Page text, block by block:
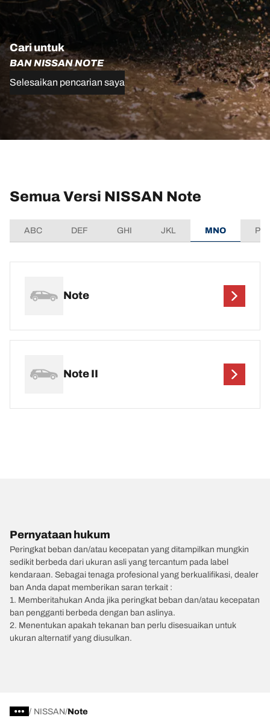
Cari untuk
BAN NISSAN NOTE
Selesaikan pencarian saya
Semua Versi NISSAN Note
ABC DEF GHI JKL MNO
Note
Note II
Pernyataan hukum
Peringkat beban dan/atau kecepatan yang ditampilkan mungkin
sedikit berbeda dari ukuran asli yang tercantum pada label
kendaraan. Sebagai tenaga profesional yang berkualifikasi, dealer
ban Anda dapat memberikan saran terkait :
1. Memberitahukan Anda jika peringkat beban dan/atau kecepatan
ban pengganti berbeda dengan ban aslinya.
2. Menentukan apakah tekanan ban perlu disesuaikan untuk
ukuran alternatif yang diusulkan.
/ NISSAN Note